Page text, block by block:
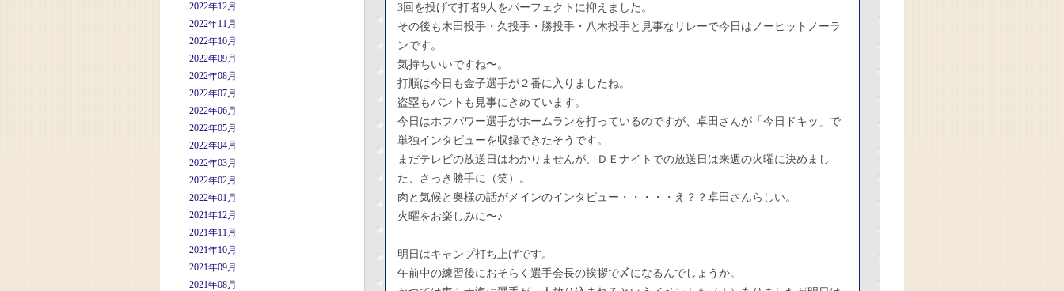
2022年12月
2022年11月
2022年10月
2022年09月
2022年08月
2022年07月
2022年06月
2022年05月
2022年04月
2022年03月
2022年02月
2022年01月
2021年12月
2021年11月
2021年10月
2021年09月
2021年08月
3回を投げて打者9人をパーフェクトに抑えました。
その後も木田投手・久投手・勝投手・八木投手と見事なリレーで今日はノーヒットノーラ
ンです。
気持ちいいですね〜。
打順は今日も金子選手が２番に入りましたね。
盗塁もバントも見事にきめています。
今日はホフパワー選手がホームランを打っているのですが、卓田さんが「今日ドキッ」で
単独インタビューを収録できたそうです。
まだテレビの放送日はわかりませんが、ＤＥナイトでの放送日は来週の火曜に決めまし
た、さっき勝手に（笑）。
肉と気候と奥様の話がメインのインタビュー・・・・・え？？卓田さんらしい。
火曜をお楽しみに〜♪
明日はキャンプ打ち上げです。
午前中の練習後におそらく選手会長の挨拶で〆になるんでしょうか。